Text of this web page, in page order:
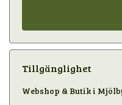
Tillgänglighet
Webshop & Butik i